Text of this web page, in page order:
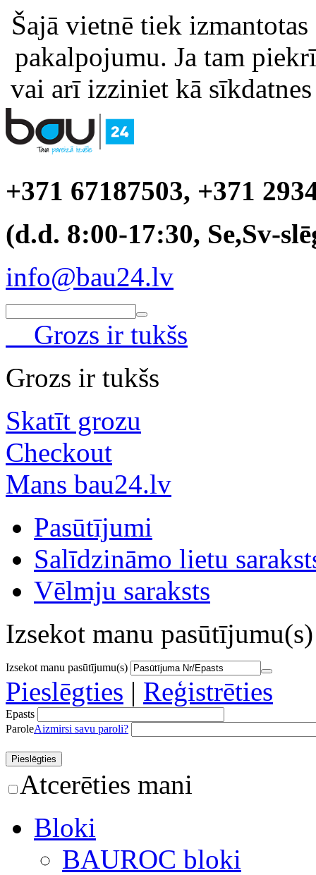
Šajā vietnē tiek
pakalpojumu. Ja tam
vai arī izziniet kā
+371 67187503, +371
(d.d. 8:00-17:30, Se,Sv-
info@bau24.lv
Grozs ir tukšs
Grozs ir tukšs
Skatīt grozu
Checkout
Mans bau24.lv
Pasūtījumi
Salīdzināmo lietu
Vēlmju saraksts
Izsekot manu pasūtījumu(s)
Izsekot manu pasūtījumu(s)
Pieslēgties | Reģistrēties
Epasts
ParoleAizmirsi savu paroli?
Atcerēties mani
Bloki
BAUROC bloki